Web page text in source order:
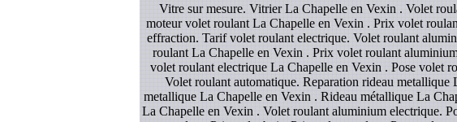
Vitre sur mesure. Vitrier La Chapelle en Vexin . Volet
moteur volet roulant La Chapelle en Vexin . Prix volet
effraction. Tarif volet roulant electrique. Volet roulant
roulant La Chapelle en Vexin . Prix volet roulant
volet roulant electrique La Chapelle en Vexin . Pose volet
Volet roulant automatique. Reparation rideau
metallique La Chapelle en Vexin . Rideau métallique La
La Chapelle en Vexin . Volet roulant aluminium electrique.